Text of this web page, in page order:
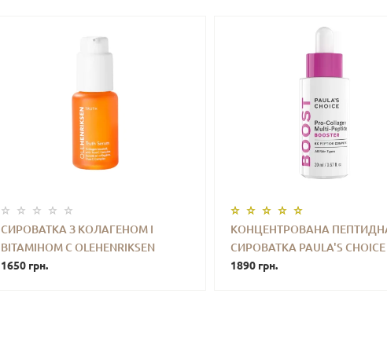
СИРОВАТКА З КОЛАГЕНОМ І
ВІТАМІНОМ С OLEHENRIKSEN
TRUTH SERUM COLLAGEN BOOSTER
1650 грн.
КОНЦЕНТРОВАНА
СИРОВАТКА PAULA'S CHOICE
COLLAGEN MULTI-PEPTIDE
1890 грн.